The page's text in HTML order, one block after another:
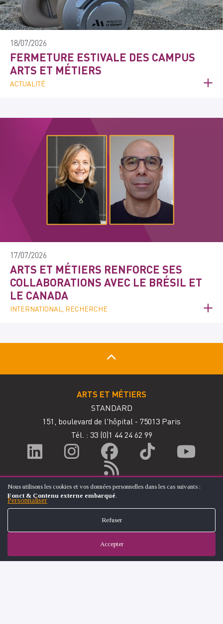
18/07/2026
FERMETURE ESTIVALE DES CAMPUS
ARTS ET MÉTIERS
ACTUALITÉ
17/07/2026
ARTS ET MÉTIERS RENFORCE SES
COLLABORATIONS AVEC LE BRÉSIL ET
LE CANADA
INTERNATIONAL, RECHERCHE
ARTS ET MÉTIERS
STANDARD
151, boulevard de l'hôpital - 75013 Paris
Tél. : 33 (0)1 44 24 62 99
UTILISATION
DES
DONNÉES
DES
Nous utilisons les cookies et vos données personnelles dans les cas suivants :
Fonct & Contenu externe embarqué.
Personnaliser
Refuser
Accepter